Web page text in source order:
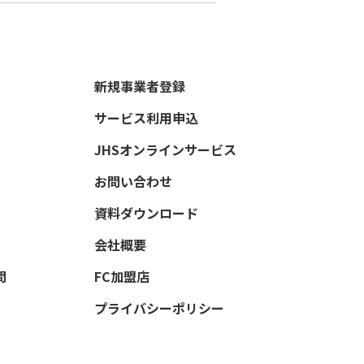
新規事業者登録
サービス利用申込
JHSオンラインサービス
お問い合わせ
資料ダウンロード
会社概要
FC加盟店
プライバシーポリシー